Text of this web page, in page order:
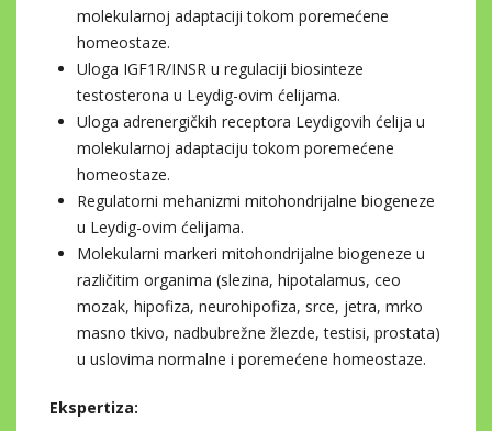
molekularnoj adaptaciji tokom poremećene
homeostaze.
Uloga IGF1R/INSR u regulaciji biosinteze
testosterona u Leydig-ovim ćelijama.
Uloga adrenergičkih receptora Leydigovih ćelija u
molekularnoj adaptaciju tokom poremećene
homeostaze.
Regulatorni mehanizmi mitohondrijalne biogeneze
u Leydig-ovim ćelijama.
Molekularni markeri mitohondrijalne biogeneze u
različitim organima (slezina, hipotalamus, ceo
mozak, hipofiza, neurohipofiza, srce, jetra, mrko
masno tkivo, nadbubrežne žlezde, testisi, prostata)
u uslovima normalne i poremećene homeostaze.
Ekspertiza: